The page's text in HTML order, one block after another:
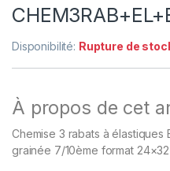
Disponibilité: Rupture de
À propos de cet
Chemise 3 rabats à élastiques
grainée 7/10ème format 24×32